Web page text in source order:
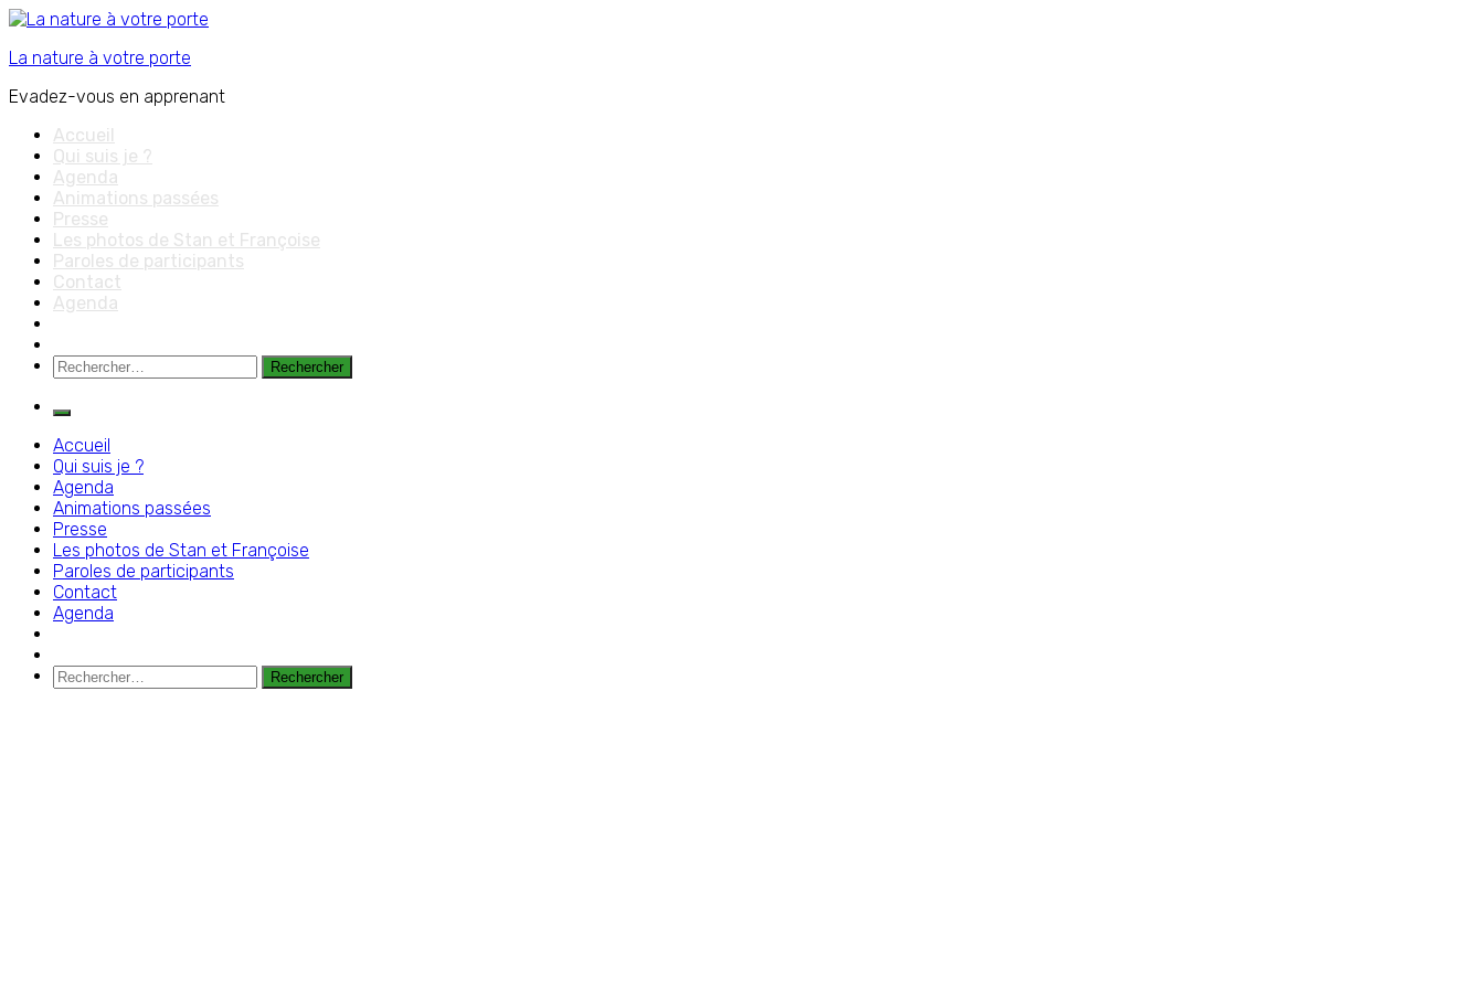
Aller
contenu
La nature à votre porte
Evadez-vous en apprenant
Accueil
Qui suis je ?
Agenda
Animations passées
Presse
Les photos de Stan et Françoise
Paroles de participants
Contact
Agenda
Rechercher :
Accueil
Qui suis je ?
Agenda
Animations passées
Presse
Les photos de Stan et Françoise
Paroles de participants
Contact
Agenda
Rechercher :